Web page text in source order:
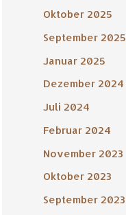
Oktober 2025
September 2025
Januar 2025
Dezember 2024
Juli 2024
Februar 2024
November 2023
Oktober 2023
September 2023